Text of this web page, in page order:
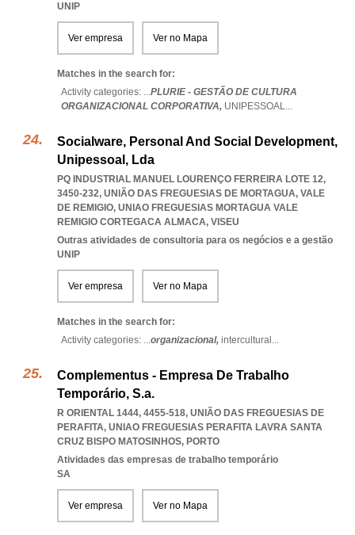
UNIP
Ver empresa Ver no Mapa
Matches in the search for:
Activity categories: ...PLURIE - GESTÃO DE CULTURA
ORGANIZACIONAL CORPORATIVA, UNIPESSOAL...
Socialware, Personal And Social Development,
Unipessoal, Lda
PQ INDUSTRIAL MANUEL LOURENÇO FERREIRA LOTE 12,
3450-232, UNIÃO DAS FREGUESIAS DE MORTAGUA, VALE
DE REMIGIO, UNIAO FREGUESIAS MORTAGUA VALE
REMIGIO CORTEGACA ALMACA, VISEU
Outras atividades de consultoria para os negócios e a gestão
UNIP
Ver empresa Ver no Mapa
Matches in the search for:
Activity categories: ...organizacional, intercultural ...
Complementus - Empresa De Trabalho
Temporário, S.a.
R ORIENTAL 1444, 4455-518, UNIÃO DAS FREGUESIAS DE
PERAFITA, UNIAO FREGUESIAS PERAFITA LAVRA SANTA
CRUZ BISPO MATOSINHOS, PORTO
Atividades das empresas de trabalho temporário
SA
Ver empresa Ver no Mapa